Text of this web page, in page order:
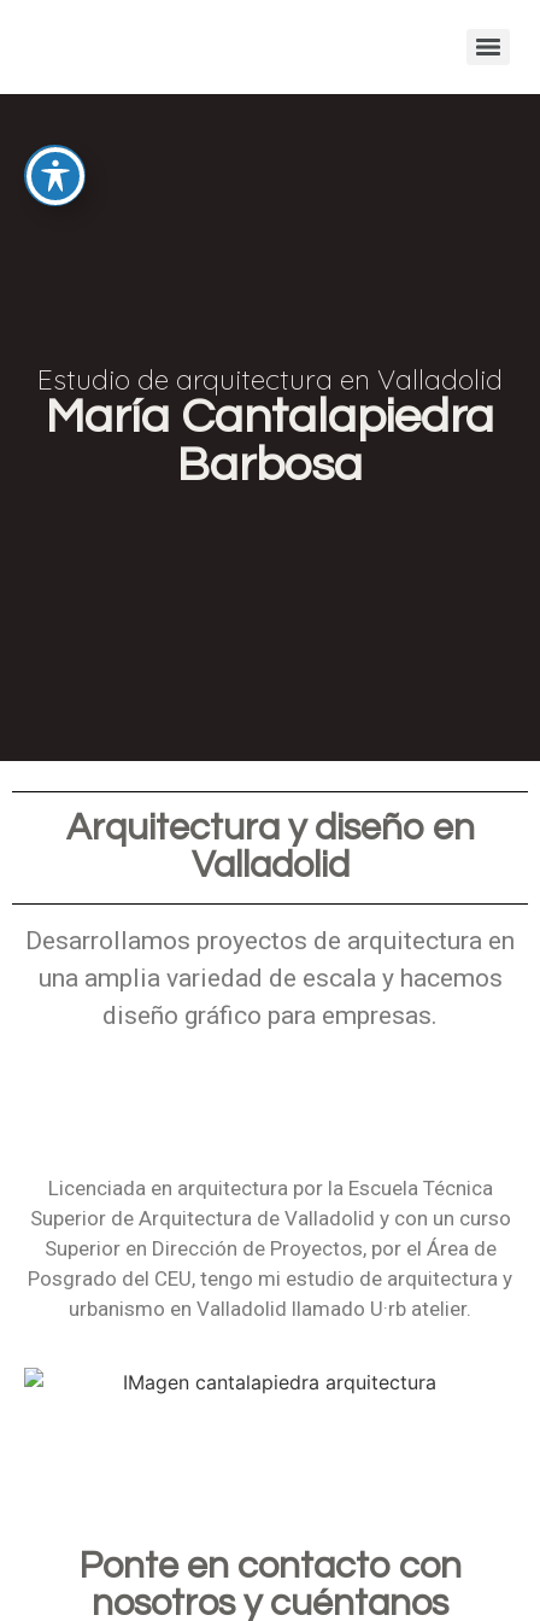
Estudio de arquitectura en Valladolid
María Cantalapiedra
Barbosa
Arquitectura y diseño en
Valladolid
Desarrollamos proyectos de arquitectura en
una amplia variedad de escala y hacemos
diseño gráfico para empresas.
Licenciada en arquitectura por la Escuela Técnica
Superior de Arquitectura de Valladolid y con un curso
Superior en Dirección de Proyectos, por el Área de
Posgrado del CEU, tengo mi estudio de arquitectura y
urbanismo en Valladolid llamado U·rb atelier.
Ponte en contacto con
nosotros y cuéntanos